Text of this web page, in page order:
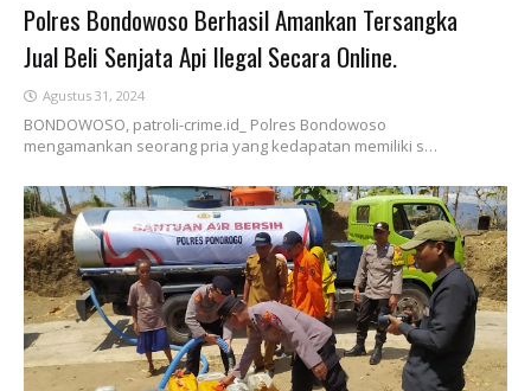
Polres Bondowoso Berhasil Amankan Tersangka
Jual Beli Senjata Api Ilegal Secara Online.
Agustus 31, 2024
BONDOWOSO, patroli-crime.id_ Polres Bondowoso
mengamankan seorang pria yang kedapatan memiliki s…